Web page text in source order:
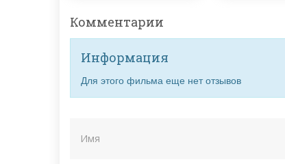
Комментарии
Информация
Для этого фильма еще нет отзывов